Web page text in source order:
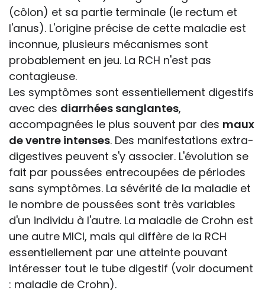
(côlon) et sa partie terminale (le rectum et
l'anus). L'origine précise de cette maladie est
inconnue, plusieurs mécanismes sont
probablement en jeu. La RCH n'est pas
contagieuse.
Les symptômes sont essentiellement digestifs
avec des diarrhées sanglantes,
accompagnées le plus souvent par des maux
de ventre intenses. Des manifestations extra-
digestives peuvent s'y associer. L'évolution se
fait par poussées entrecoupées de périodes
sans symptômes. La sévérité de la maladie et
le nombre de poussées sont très variables
d'un individu à l'autre. La maladie de Crohn est
une autre MICI, mais qui diffère de la RCH
essentiellement par une atteinte pouvant
intéresser tout le tube digestif (voir document
: maladie de Crohn).